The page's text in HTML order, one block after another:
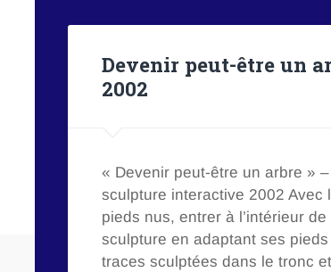
Devenir peut-être un
2002
« Devenir peut-être un arbre » –
sculpture interactive 2002 Avec
pieds nus, entrer à l’intérieur de
sculpture en adaptant ses pieds
traces sculptées dans le tronc